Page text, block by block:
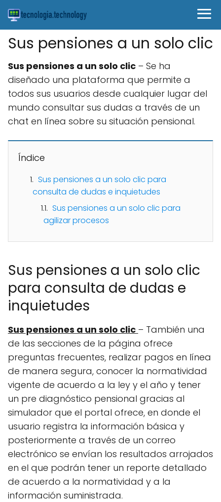
Sus pensiones a un solo clic
Sus pensiones a un solo clic – Se ha
diseñado una plataforma que permite a
todos sus usuarios desde cualquier lugar del
mundo consultar sus dudas a través de un
chat en línea sobre su situación pensional.
Índice
Sus pensiones a un solo clic para
consulta de dudas e inquietudes
Sus pensiones a un solo clic para
agilizar procesos
Sus pensiones a un solo clic
para consulta de dudas e
inquietudes
Sus pensiones a un solo clic – También una
de las secciones de la página ofrece
preguntas frecuentes, realizar pagos en línea
de manera segura, conocer la normatividad
vigente de acuerdo a la ley y el año y tener
un pre diagnóstico pensional gracias al
simulador que el portal ofrece, en donde el
usuario registra la información básica y
posteriormente a través de un correo
electrónico se envían los resultados arrojados
en el que podrán tener un reporte detallado
de acuerdo a la normatividad y a la
información suministrada.